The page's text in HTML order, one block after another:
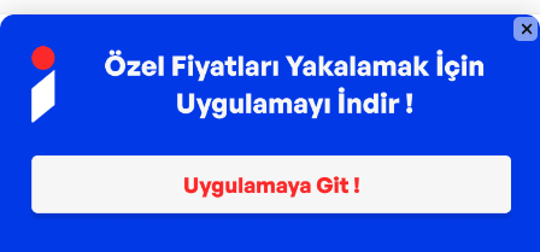
Popüler Markalar
Farmasi
Xiaomi
Lavazza
Fashcolle
Pro Plan